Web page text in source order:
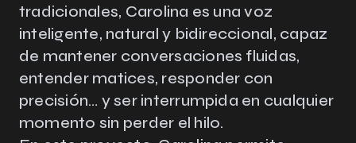
tradicionales, Carolina es una voz
inteligente, natural y bidireccional, capaz
de mantener conversaciones fluidas,
entender matices, responder con
precisión… y ser interrumpida en cualquier
momento sin perder el hilo.